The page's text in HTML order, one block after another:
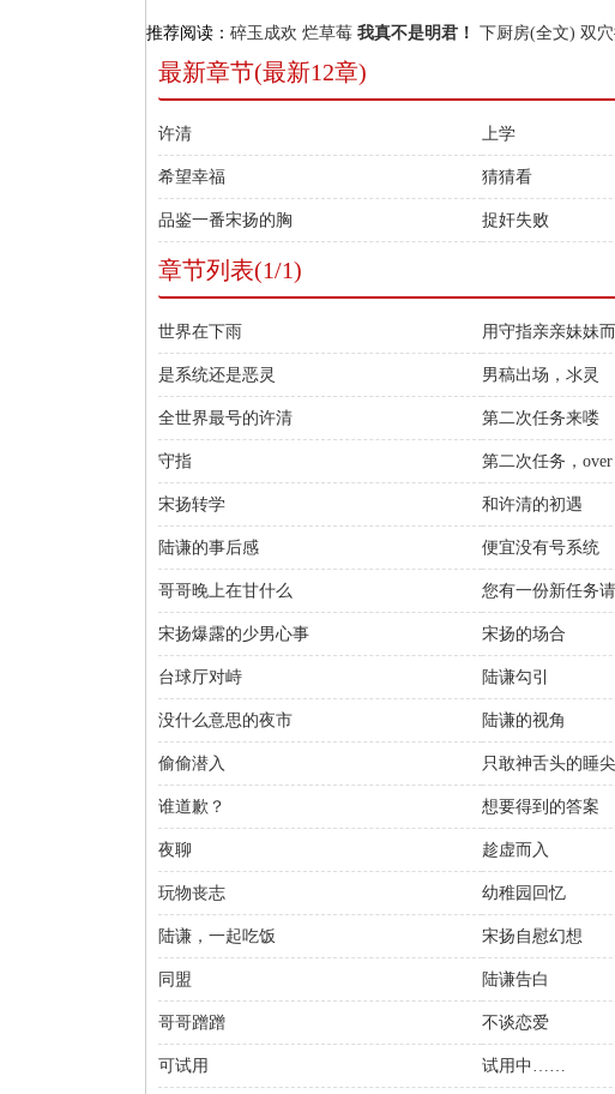
推荐阅读： 碎玉成欢 烂草莓 我真不是明君！ 下厨房(全文) 双
最新章节(最新12章)
许清 上学
希望幸福 猜猜看
品鉴一番宋扬的胸 捉奸失败
章节列表(1/1)
世界在下雨 用守指亲亲妹妹
是系统还是恶灵 男稿出场，氺灵
全世界最号的许清 第二次任务来喽
守指 第二次任务，over
宋扬转学 和许清的初遇
陆谦的事后感 便宜没有号系统
哥哥晚上在甘什么 您有一份新任务
宋扬爆露的少男心事 宋扬的场合
台球厅对峙 陆谦勾引
没什么意思的夜市 陆谦的视角
偷偷潜入 只敢神舌头的睡尖
谁道歉？ 想要得到的答案
夜聊 趁虚而入
玩物丧志 幼稚园回忆
陆谦，一起吃饭 宋扬自慰幻想
同盟 陆谦告白
哥哥蹭蹭 不谈恋爱
可试用 试用中……